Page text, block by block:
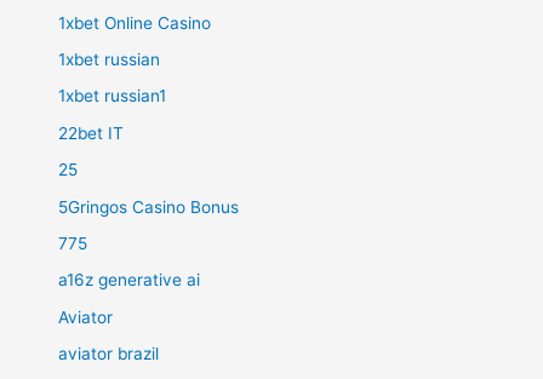
1xbet Online Casino
1xbet russian
1xbet russian1
22bet IT
25
5Gringos Casino Bonus
775
a16z generative ai
Aviator
aviator brazil